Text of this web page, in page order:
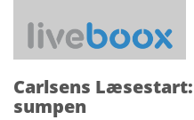
Carlsens
sumpen